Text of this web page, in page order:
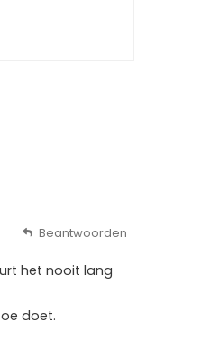
het nooit lang
doet.
Beantwoorden